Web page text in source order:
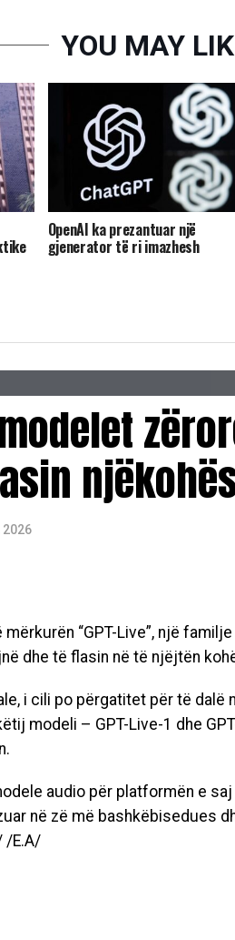
YOU MAY
OpenAI ka prezantuar një
gjenerator të ri imazhesh
2026
“GPT-Live”, një
dhe të flasin në të njëjtën
i cili po përgatitet për të dalë
modeli – GPT-Live-1 dhe
audio për platformën e
në zë më bashkëbisedues
/E.A/